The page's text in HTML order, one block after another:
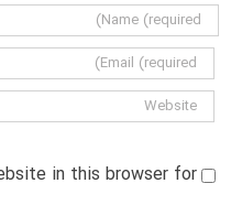
in this browser for